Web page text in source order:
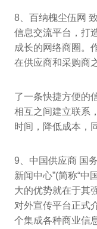
8、百纳槐尘伍网
信息交流平台，打
成长的网络商圈。
在供应商和采购商
了一条快捷方便的
相互之间建立联系
时间，降低成本，
9、中国供应商 国
新闻中心”(简称“中
大的优势就在于其
对外宣传平台正式
个集成各种商业信